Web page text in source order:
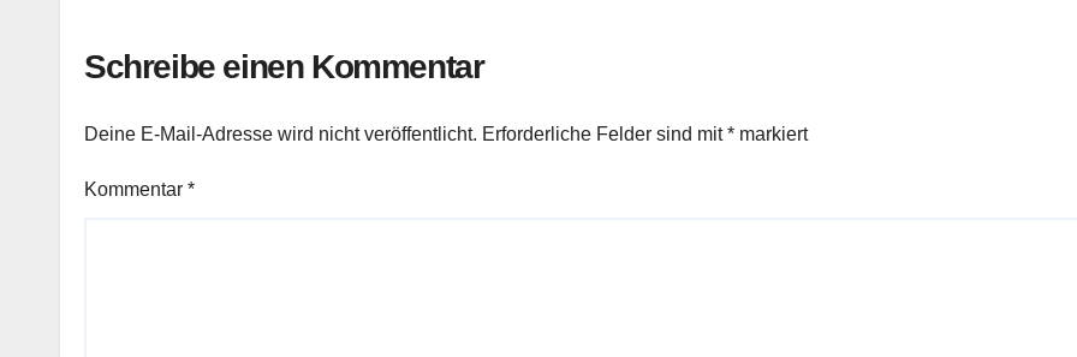
Schreibe einen Kommentar
Deine E-Mail-Adresse wird nicht veröffentlicht. Erforderliche Felder sind mit* markiert
Kommentar *